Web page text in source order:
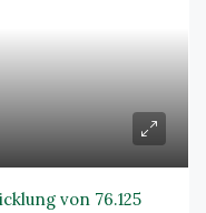
von 76.125